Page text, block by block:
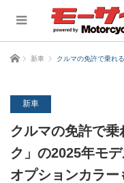
ホーム 新車 クルマの免許で乗れ
新車
クルマの免許で
ク」の2025年モ
オプションカラー